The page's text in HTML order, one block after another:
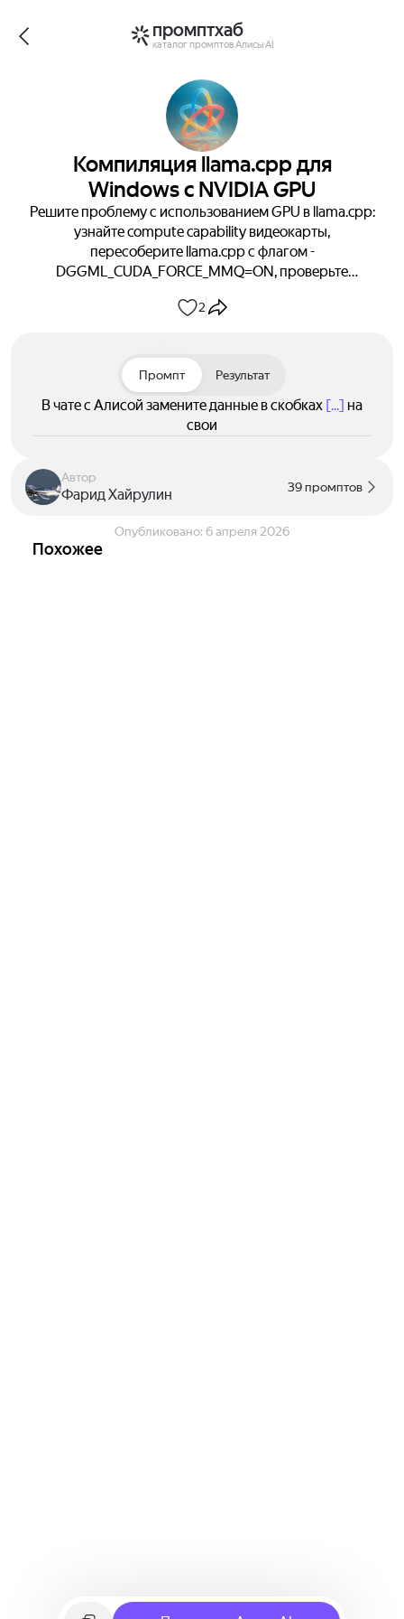
промптхаб
каталог промптов Алисы AI
Компиляция llama.cpp для
Windows с NVIDIA GPU
Решите проблему с использованием GPU в llama.cpp:
узнайте compute capability видеокарты,
пересоберите llama.cpp с флагом -
DGGML_CUDA_FORCE_MMQ=ON, проверьте
параметрами. Исправьте ошибки GPU и выберите
2
Промпт Результат
В чате с Алисой замените данные в скобках [...] на
свои
Автор
Фарид Хайрулин 39 промптов
Опубликовано: 6 апреля 2026
Похожее